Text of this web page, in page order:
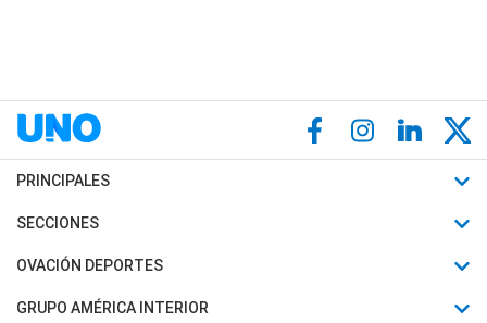
PRINCIPALES
Últimas Noticias
Política
SECCIONES
Horóscopo
Motores
OVACIÓN DEPORTES
Fútbol
GRUPO AMÉRICA INTERIOR